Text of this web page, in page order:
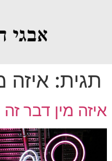
איזה
מין דבר זה